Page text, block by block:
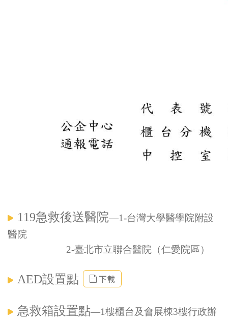
119急救後送醫院—1-台灣大學醫學院附設
醫院
2-臺北市立聯合醫院（仁愛院區）
AED設置點 下載
急救箱設置點—1樓櫃台及會展棟3樓行政辦